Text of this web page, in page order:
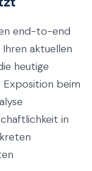
end-to-end
aktuellen
heutige
Exposition beim
in